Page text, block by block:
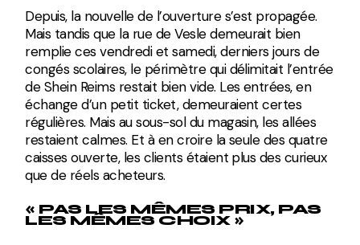
Depuis, la nouvelle de l’ouverture s’est propagée.
Mais tandis que la rue de Vesle demeurait bien
remplie ces vendredi et samedi, derniers jours de
congés scolaires, le périmètre qui délimitait l’entrée
de Shein Reims restait bien vide. Les entrées, en
échange d’un petit ticket, demeuraient certes
régulières. Mais au sous-sol du magasin, les allées
restaient calmes. Et à en croire la seule des quatre
caisses ouverte, les clients étaient plus des curieux
que de réels acheteurs.
« PAS LES MÊMES PRIX, PAS
LES MÊMES CHOIX »